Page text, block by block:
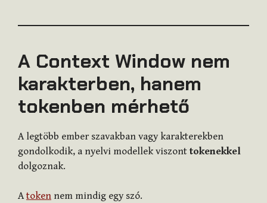
A Context Window nem
karakterben, hanem
tokenben mérhető
A legtöbb ember szavakban vagy karakterekben
gondolkodik, a nyelvi modellek viszont tokenekkel
dolgoznak.
Atoken nem mindig egy szó.